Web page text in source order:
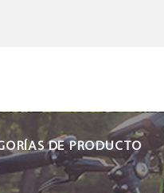
DE PRODUCTO